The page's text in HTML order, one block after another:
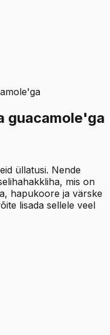
guacamole'ga
üllatusi. Nende
mis on
hapukoore ja värske
lisada sellele veel